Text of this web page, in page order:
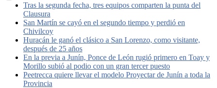
Tras la segunda fecha, tres equipos comparten la punta del
Clausura
San Martín se cayó en el segundo tiempo y perdió en
Chivilcoy
Huracán le ganó el clásico a San Lorenzo, como visitante,
después de 25 años
En la previa a Junín, Ponce de León rugió primero en Toay y
Morillo subió al podio con un gran tercer puesto
Peetrecca quiere llevar el modelo Proyectar de Junín a toda la
Provincia